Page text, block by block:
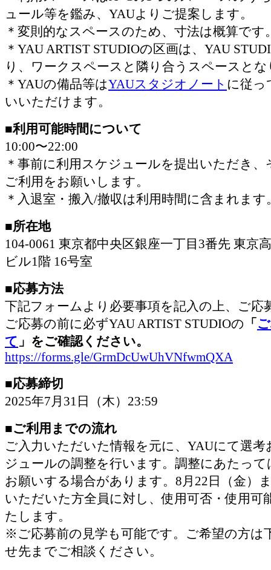
ュール等を鑑み、YAUよりご提案します。
＊変則的なスペースのため、寸法は概算です
＊YAU ARTIST STUDIOの区画は、YAU
り、ワークスペースと隣り合うスペースと
＊YAUの備品等はYAUスタジオノート に従っ
いいただけます。
■利用可能時間について
10:00〜22:00
＊事前に利用スケジュールを提出いただき
ご利用をお願いします。
＊入退室・搬入/撤収は利用時間に含まれます
■所在地
104-0061 東京都中央区銀座一丁目3番先 東京
ビル1階 16号室
■応募方法
下記フォームより必要事項を記入の上、ご応
ご応募の前に必ずYAU ARTIST STUDIOの 「
て 」をご確認ください。
https://forms.gle/GrmDcUwUhVNfwmQXA
■応募締切
2025年7月31日（木）23:59
■ご利用までの流れ
ご入力いただいた情報を元に、YAUにて選
ジュールの調整を行います。調整にあたって
お願いする場合があります。8月22日（金）
いただいた方全員に対し、使用可否・使用可
たします。
※ご応募前の見学も可能です。ご希望の方は
せ先までご相談ください。